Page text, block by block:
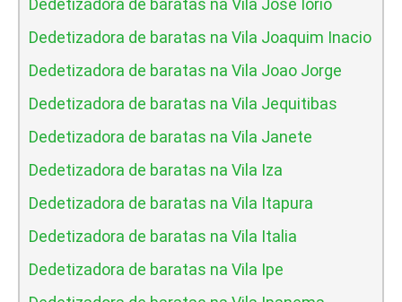
Dedetizadora de baratas na Vila Jose Iorio
Dedetizadora de baratas na Vila Joaquim Inacio
Dedetizadora de baratas na Vila Joao Jorge
Dedetizadora de baratas na Vila Jequitibas
Dedetizadora de baratas na Vila Janete
Dedetizadora de baratas na Vila Iza
Dedetizadora de baratas na Vila Itapura
Dedetizadora de baratas na Vila Italia
Dedetizadora de baratas na Vila Ipe